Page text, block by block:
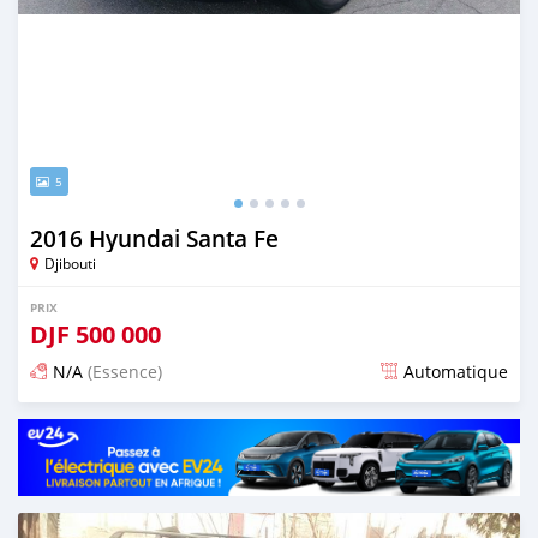
5
2016 Hyundai Santa Fe
Djibouti
PRIX
DJF 500 000
N/A (Essence) Automatique
Publié il y a environ 5 ans